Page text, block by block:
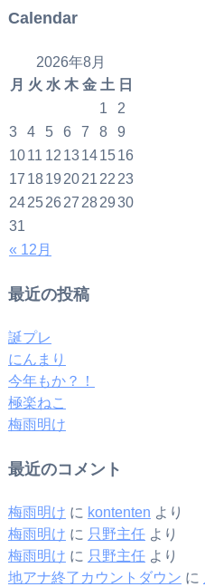
Calendar
2026年8月
月 火 水 木 金 土 日
« 12月
1
2
3
4 5 6 7 8
9
1011 12 13141516
17 1819 2021 22 23
24252627 282930
31
最近の投稿
誕プレ
にんまり
今年もか？！
極楽ねこ
梅雨明け
最近のコメント
梅雨明け に kontenten より
梅雨明け に 只野主任より
梅雨明け に 只野主任より
地アナ終了カウントダウン に